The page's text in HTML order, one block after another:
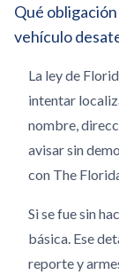
Qué
vehículo
La ley de
intentar
nombre,
avisar sin
con The
Si se fue sin
básica. Ese
reporte y